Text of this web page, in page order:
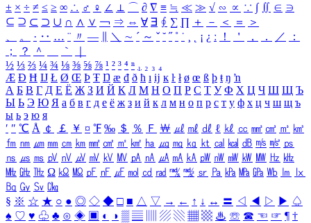
± × ÷ ≠ ≤ ≥ ∞ ∴ ♂ ♀ ∠ ⊥ ⌒ ∂ ∇ ≡ ≒ ≪ ≫ √ ∽ ∝ ∵ ∫ ∬ ∈ ∋
⊆ ⊇ ⊂ ⊃ ∪ ∩ ∧ ∨ ￢ ⇒ ⇔ ∀ ∃ ∮ ∑ ∏ ＋ － ＜ ＝
＞
、
。 · ‥ … ¨ 〃 ― ＼ ∼ ´ ～ ˇ ˘ ˝ ˚ ˙ ¸ ¡ ¿ ː ！ ＇ ， ． ／
：
；
？ ＾ ｀
½ ⅓ ⅔ ¼ ¾ ⅛ ⅜ ⅝ ⅞ ¹ ² ³ ⁴ ⁿ ₁ ₂ ₃ ₄
Æ Ð Ħ Ĳ Ł Ø Œ Þ Ŧ Ŋ æ đ ð ħ ı ĳ ĸ ŀ ł ø œ ß þ ŧ ŋ ŉ
А Б В Г Д Е Ё Ж З И Й К Л М Н О П Р С Т У Ф Х Ц Ч Ш Щ Ъ
Ы Ь Э Ю Я а б в г д е ё ж з и й к л м н о п р с т у ф х ц ч ш щ ъ
ы ь э ю я
′ ″ ℃ Å ￠ ￡ ￥ ¤ ℉ ‰ ＄ ％ Ｆ ￦ ㎕ ㎖ ㎗ ℓ ㎘ ㏄ ㎣ ㎤ ㎥ ㎦
㎙ ㎚ ㎛ ㎜ ㎝ ㎞ ㎟ ㎠ ㎡ ㎢ ㏊ ㎍ ㎎ ㎏ ㏏ ㎈ ㎉ ㏈ ㎧ ㎨ ㎰
㎱ ㎲ ㎳ ㎴ ㎵ ㎶ ㎷ ㎸ ㎹ ㎀ ㎁ ㎂ ㎃ ㎄ ㎺ ㎻ ㎽ ㎾ ㎿ ㎐ ㎑
㎒ ㎓ ㎔ Ω ㏀ ㏁ ㎊ ㎋ ㎌ ㏖ ㏅ ㎭ ㎮ ㎯ ㏛ ㎩ ㎪ ㎫ ㎬ ㏝ ㏐
㏓
㏃ ㏉ ㏜ ㏆
§ ※ ☆ ★ ○ ● ◎ ◇ ◆ □ ■ △ ▽ → ← ↑ ↓ ↔ 〓 ◁ ◀ ▷ ▶ ♤
♠ ♡ ♥ ♧ ♣ ⊙ ◈ ▣ ◐ ◑ ▒ ▤ ▨ ▧ ▦ ▩ ♨ ☏ ☎ ☜ ☞ ¶ †